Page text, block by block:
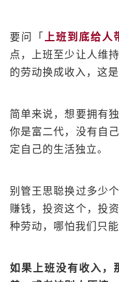
要问「 上班到底给人
点，上班至少让人维
的劳动换成收入，这
简单来说，想要拥有
你是富二代，没有自
定自己的生活独立。
别管王思聪换过多少
赚钱，投资这个，投
种劳动，哪怕我们只
如果上班没有收入，